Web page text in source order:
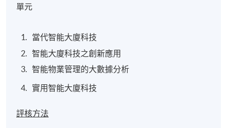
預防性大廈維修
安全培訓
單元
當代智能大廈科技
智能大廈科技之創新應用
智能物業管理的大數據分析
實用智能大廈科技
評核方法